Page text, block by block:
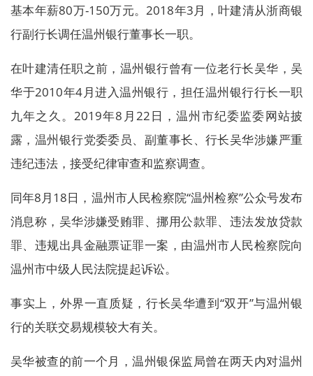
基本年薪80万-150万元。2018年3月，叶建清从浙商银
行副行长调任温州银行董事长一职。
在叶建清任职之前，温州银行曾有一位老行长吴华，吴
华于2010年4月进入温州银行，担任温州银行行长一职
九年之久。2019年8月22日，温州市纪委监委网站披
露，温州银行党委委员、副董事长、行长吴华涉嫌严重
违纪违法，接受纪律审查和监察调查。
同年8月18日，温州市人民检察院“温州检察”公众号发布
消息称，吴华涉嫌受贿罪、挪用公款罪、违法发放贷款
罪、违规出具金融票证罪一案，由温州市人民检察院向
温州市中级人民法院提起诉讼。
事实上，外界一直质疑，行长吴华遭到“双开”与温州银
行的关联交易规模较大有关。
吴华被查的前一个月，温州银保监局曾在两天内对温州